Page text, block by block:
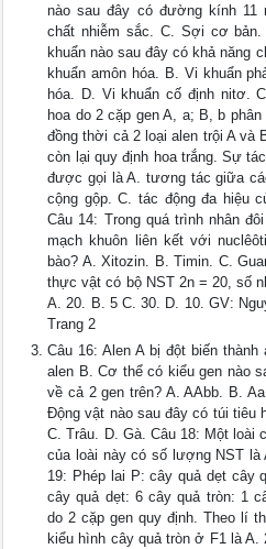
nào sau đây có đường kính
chất nhiễm sắc. C. Sợi cơ bản.
khuẩn nào sau đây có khả năng
khuẩn amôn hóa. B. Vi khuẩn
hóa. D. Vi khuẩn cố định nitơ.
hoa do 2 cặp gen A, a; B, b
đồng thời cả 2 loại alen trội A và
còn lại quy định hoa trắng. Sự
được gọi là A. tương tác giữa
cộng gộp. C. tác động đa hiệu
Câu 14: Trong quá trình nhân
mạch khuôn liên kết với
bào? A. Xitozin. B. Timin. C.
thực vật có bộ NST 2n = 20, số
A. 20. B. 5 C. 30. D. 10. GV:
Trang 2
Câu 16: Alen A bị đột biến
alen B. Cơ thể có kiểu gen nào
về cả 2 gen trên? A. AAbb. B.
Động vật nào sau đây có túi tiêu
C. Trâu. D. Gà. Câu 18: Một loài
của loài này có số lượng NST
19: Phép lai P: cây quả dẹt cây
cây quả dẹt: 6 cây quả tròn: 1
do 2 cặp gen quy định. Theo lí
kiểu hình cây quả tròn ở F1 là